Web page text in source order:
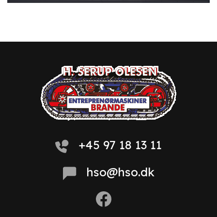
+45 97 18 13 11
hso@hso.dk